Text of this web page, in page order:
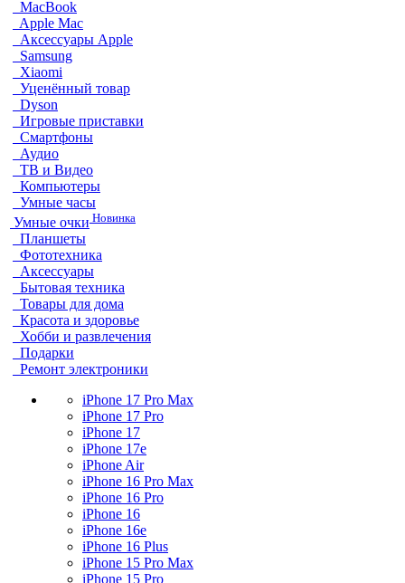
MacBook
Apple Mac
Аксессуары Apple
Samsung
Xiaomi
Уценённый товар
Dyson
Игровые приставки
Смартфоны
Аудио
ТВ и Видео
Компьютеры
Умные часы
Умные очки Новинка
Планшеты
Фототехника
Аксессуары
Бытовая техника
Товары для дома
Красота и здоровье
Хобби и развлечения
Подарки
Ремонт электроники
iPhone 17 Pro Max
iPhone 17 Pro
iPhone 17
iPhone 17e
iPhone Air
iPhone 16 Pro Max
iPhone 16 Pro
iPhone 16
iPhone 16e
iPhone 16 Plus
iPhone 15 Pro Max
iPhone 15 Pro